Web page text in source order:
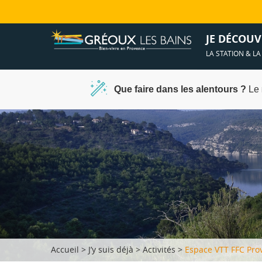
JE
LA STATION &
Que faire dans les alentours ?
Accueil > J’y suis déjà > Activités > Espace VTT FFC